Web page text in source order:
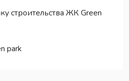
строительства ЖК Green
park